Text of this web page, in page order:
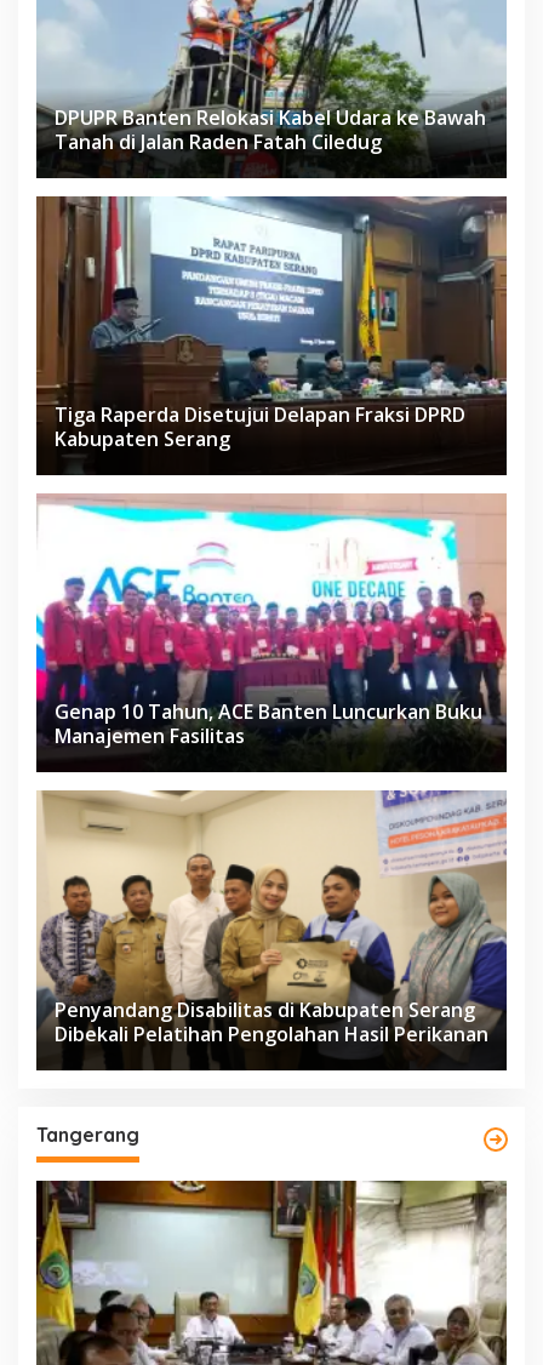
DPUPR Banten Relokasi Kabel Udara ke Bawah
Tanah di Jalan Raden Fatah Ciledug
Tiga Raperda Disetujui Delapan Fraksi DPRD
Kabupaten Serang
Genap 10 Tahun, ACE Banten Luncurkan Buku
Manajemen Fasilitas
Penyandang Disabilitas di Kabupaten Serang
Dibekali Pelatihan Pengolahan Hasil Perikanan
Tangerang